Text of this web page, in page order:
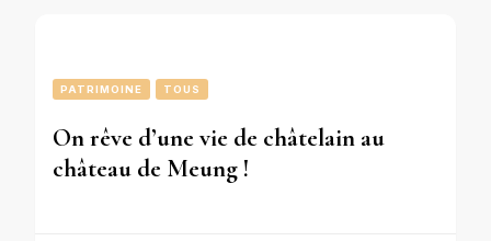
PATRIMOINE TOUS
On rêve d’une vie de châtelain au
château de Meung !